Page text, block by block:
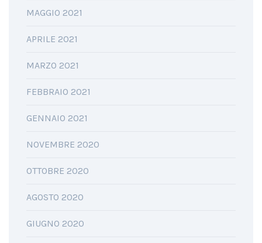
MAGGIO 2021
APRILE 2021
MARZO 2021
FEBBRAIO 2021
GENNAIO 2021
NOVEMBRE 2020
OTTOBRE 2020
AGOSTO 2020
GIUGNO 2020